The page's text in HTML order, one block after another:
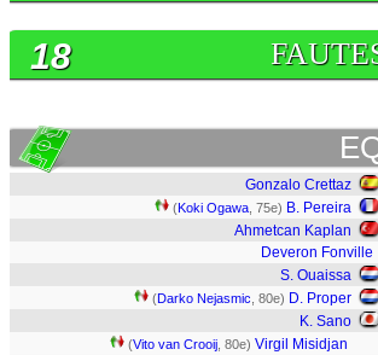
18
Gonzalo Crettaz
(Koki Ogawa , 75e) B. Pereira
Ahmetcan Kaplan
Deveron Fonville
S. Ouaissa
(Darko Nejasmic , 80e) D. Proper
K. Sano
(Vito van Crooij , 80e) Virgil Misidjan